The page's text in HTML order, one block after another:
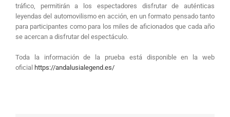
tráfico, permitirán a los espectadores disfrutar de auténticas
leyendas del automovilismo en acción, en un formato pensado tanto
para participantes como para los miles de aficionados que cada año
se acercan a disfrutar del espectáculo.
Toda la información de la prueba está disponible en la web
oficial https://andalusialegend.es/